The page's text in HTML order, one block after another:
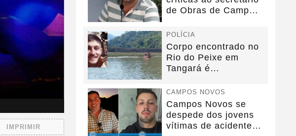
IMPRIMIR
de Obras de Campos
POLÍCIA
Corpo encontrado no
Rio do Peixe em
Tangará é
CAMPOS NOVOS
Campos Novos se
despede dos jovens
vítimas de acidente